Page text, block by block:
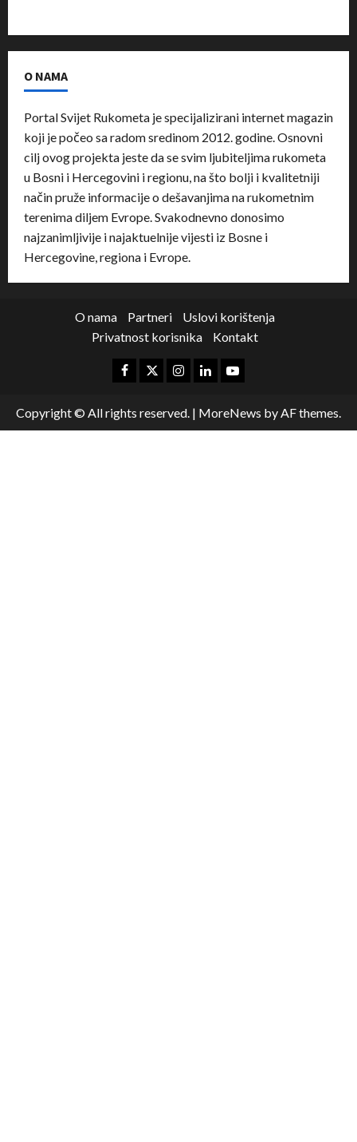
O NAMA
Portal Svijet Rukometa je specijalizirani internet magazin
koji je počeo sa radom sredinom 2012. godine. Osnovni
cilj ovog projekta jeste da se svim ljubiteljima rukometa
u Bosni i Hercegovini i regionu, na što bolji i kvalitetniji
način pruže informacije o dešavanjima na rukometnim
terenima diljem Evrope. Svakodnevno donosimo
najzanimljivije i najaktuelnije vijesti iz Bosne i
Hercegovine, regiona i Evrope.
O nama Partneri
Uslovi korištenja
Privatnost korisnika
Kontakt
Copyright © All rights reserved. | MoreNews by AF themes.